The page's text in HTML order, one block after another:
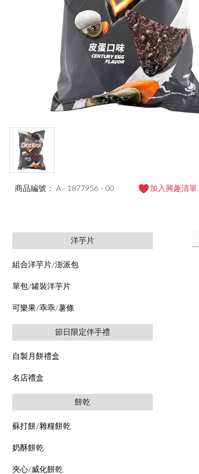
商品編號： A - 1877956 - 00 加入興趣清單
洋芋片
組合洋芋片/澎派包
單包/罐裝洋芋片
可樂果/乖乖/薯條
節日限定伴手禮
自製月餅禮盒
名店禮盒
餅乾
蘇打餅/雜糧餅乾
奶酥餅乾
夾心/威化餅乾